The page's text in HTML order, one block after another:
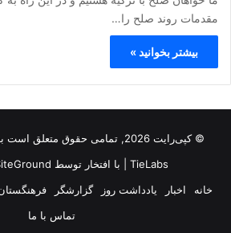
مقدمات روند صلح را…
بیشتر بخوانید »
© کپی‌رایت 2026, تمامی حقوق متعلق است به |
TieLabs | با افتخار توسط
خانه
اخبار یادداشت روز گزارشگر
تماس با ما